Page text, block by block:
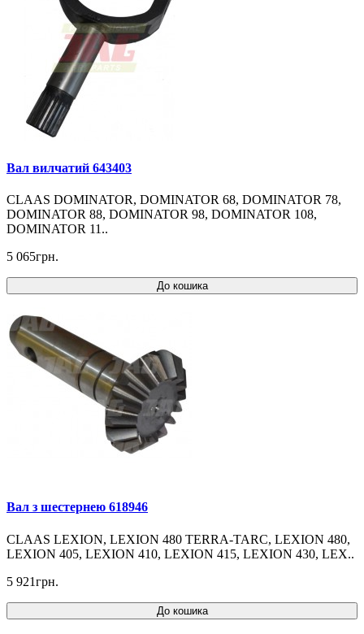
Вал вилчатий 643403
CLAAS DOMINATOR, DOMINATOR 68, DOMINATOR 78,
DOMINATOR 88, DOMINATOR 98, DOMINATOR 108,
DOMINATOR 11..
5 065грн.
До кошика
Вал з шестернею 618946
CLAAS LEXION, LEXION 480 TERRA-TARC, LEXION 480,
LEXION 405, LEXION 410, LEXION 415, LEXION 430, LEX..
5 921грн.
До кошика